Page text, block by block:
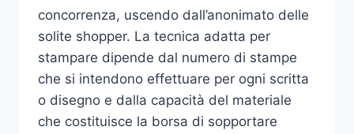
concorrenza, uscendo dall’anonimato delle
solite shopper. La tecnica adatta per
stampare dipende dal numero di stampe
che si intendono effettuare per ogni scritta
o disegno e dalla capacità del materiale
che costituisce la borsa di sopportare